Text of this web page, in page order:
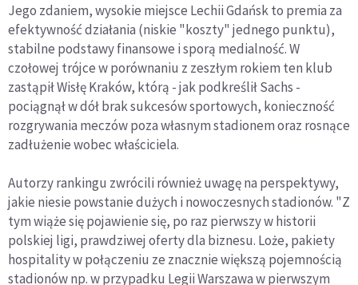
Jego zdaniem, wysokie miejsce Lechii Gdańsk to premia za
efektywność działania (niskie "koszty" jednego punktu),
stabilne podstawy finansowe i sporą medialność. W
czołowej trójce w porównaniu z zeszłym rokiem ten klub
zastąpił Wisłę Kraków, którą - jak podkreślił Sachs -
pociągnął w dół brak sukcesów sportowych, konieczność
rozgrywania meczów poza własnym stadionem oraz rosnące
zadłużenie wobec właściciela.
Autorzy rankingu zwrócili również uwagę na perspektywy,
jakie niesie powstanie dużych i nowoczesnych stadionów. "Z
tym wiąże się pojawienie się, po raz pierwszy w historii
polskiej ligi, prawdziwej oferty dla biznesu. Loże, pakiety
hospitality w połączeniu ze znacznie większą pojemnością
stadionów np. w przypadku Legii Warszawa w pierwszym